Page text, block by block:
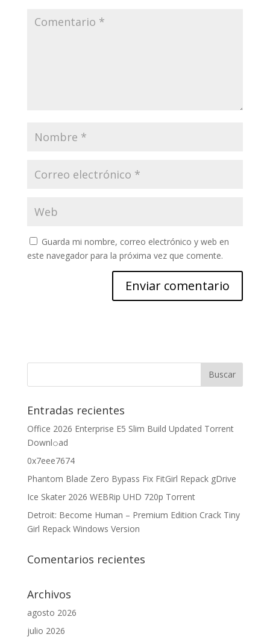
Guarda mi nombre, correo electrónico y web en
este navegador para la próxima vez que comente.
Entradas recientes
Office 2026 Enterprise E5 Slim Build Updated Torrent
Downl𝚘аd
0x7eee7674
Phantom Blade Zero Bypass Fix FitGirl Repack gDrive
Ice Skater 2026 WEBRip UHD 720p Torrent
Detroit: Become Human – Premium Edition Crack Tiny
Girl Repack Windows Version
Comentarios recientes
Archivos
agosto 2026
julio 2026